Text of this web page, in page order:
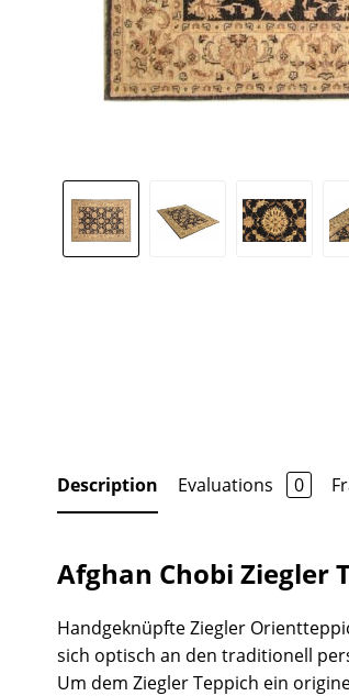
Description Evaluations 0
Afghan Chobi Ziegler
Handgeknüpfte Ziegler
sich optisch an den traditionell
Um dem Ziegler Teppich ein